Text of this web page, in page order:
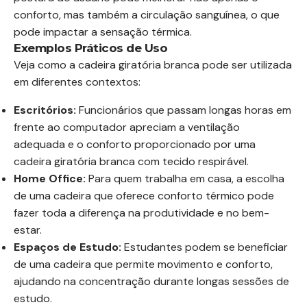
conforto, mas também a circulação sanguínea, o que
pode impactar a sensação térmica.
Exemplos Práticos de Uso
Veja como a cadeira giratória branca pode ser utilizada
em diferentes contextos:
Escritórios: Funcionários que passam longas horas em
frente ao computador apreciam a ventilação
adequada e o conforto proporcionado por uma
cadeira giratória branca com tecido respirável.
Home Office: Para quem trabalha em casa, a escolha
de uma cadeira que oferece conforto térmico pode
fazer toda a diferença na produtividade e no bem-
estar.
Espaços de Estudo: Estudantes podem se beneficiar
de uma cadeira que permite movimento e conforto,
ajudando na concentração durante longas sessões de
estudo.